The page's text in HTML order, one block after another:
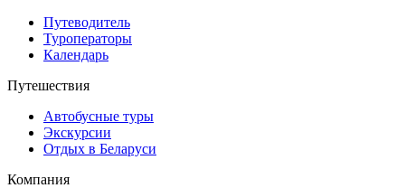
Путеводитель
Туроператоры
Календарь
Путешествия
Автобусные туры
Экскурсии
Отдых в Беларуси
Компания